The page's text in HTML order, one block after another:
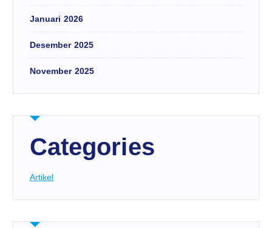
Januari 2026
Desember 2025
November 2025
Categories
Artikel